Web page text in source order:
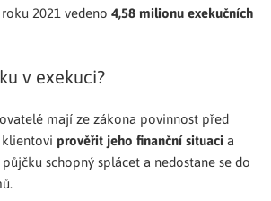
2021 vedeno 4,58 milionu exekučních
v exekuci?
mají ze zákona povinnost před
prověřit jeho finanční situaci a
schopný splácet a nedostane se do